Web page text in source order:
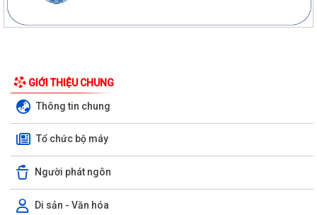
GIỚI THIỆU CHUNG
Thông tin chung
Tổ chức bộ máy
Người phát ngôn
Di sản - Văn hóa